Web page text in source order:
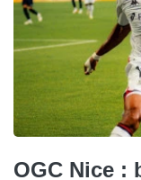
OGC Nice :